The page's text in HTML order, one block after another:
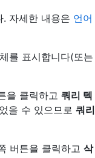
자세한 내용은 언어
를 표시합니다(또는
을 클릭하고 쿼리 텍
을 수 있으므로 쿼리
버튼을 클릭하고 삭